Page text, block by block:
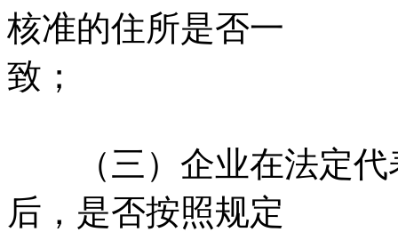
核准的住所是否一
致；
（三）企业在法定代
后，是否按照规定